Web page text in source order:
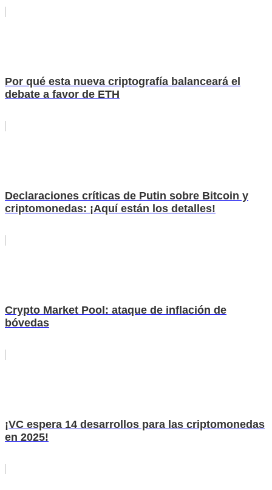
Por qué esta nueva criptografía balanceará el
debate a favor de ETH
Declaraciones críticas de Putin sobre Bitcoin y
criptomonedas: ¡Aquí están los detalles!
Crypto Market Pool: ataque de inflación de
bóvedas
¡VC espera 14 desarrollos para las criptomonedas
en 2025!